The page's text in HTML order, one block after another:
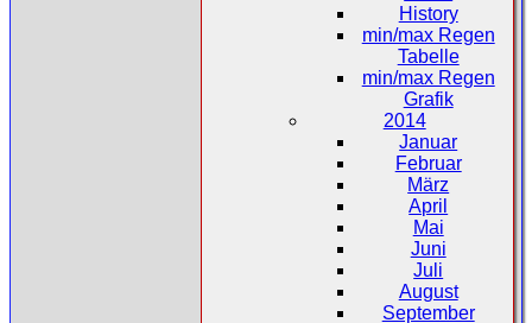
History
min/max Regen
Tabelle
min/max Regen
Grafik
2014
Januar
Februar
März
April
Mai
Juni
Juli
August
September